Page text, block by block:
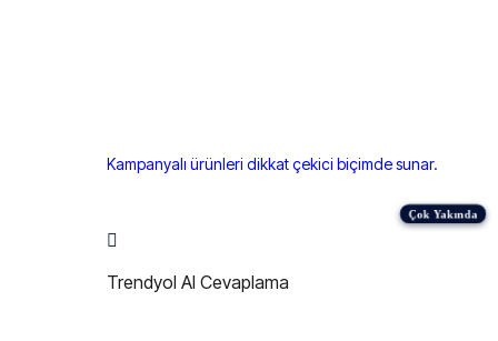
Kampanyalı ürünleri dikkat çekici biçimde sunar.
Trendyol AI Cevaplama